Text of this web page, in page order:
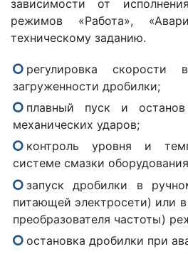
зависимости от
режимов «Работа»,
техническому заданию.
регулировка скорости
загруженности дробилки;
плавный пуск и
механических ударов;
контроль уровня и
системе смазки
запуск дробилки в
питающей электросети) или
преобразователя частоты)
остановка дробилки при